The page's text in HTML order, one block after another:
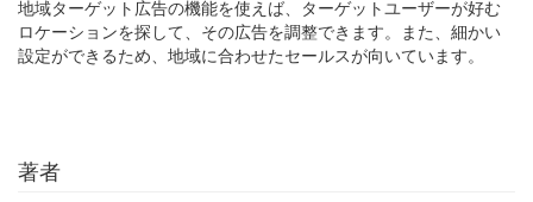
地域ターゲット広告の機能を使えば、ターゲットユーザーが好む
ロケーションを探して、その広告を調整できます。また、細かい
設定ができるため、地域に合わせたセールスが向いています。
著者